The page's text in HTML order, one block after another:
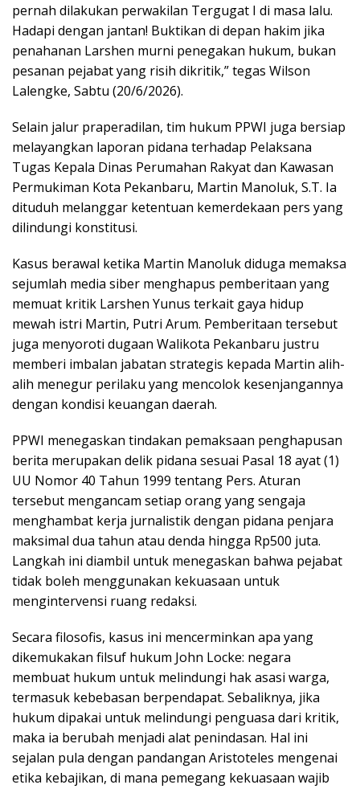
pernah dilakukan perwakilan Tergugat I di masa lalu.
Hadapi dengan jantan! Buktikan di depan hakim jika
penahanan Larshen murni penegakan hukum, bukan
pesanan pejabat yang risih dikritik,” tegas Wilson
Lalengke, Sabtu (20/6/2026).
Selain jalur praperadilan, tim hukum PPWI juga bersiap
melayangkan laporan pidana terhadap Pelaksana
Tugas Kepala Dinas Perumahan Rakyat dan Kawasan
Permukiman Kota Pekanbaru, Martin Manoluk, S.T. Ia
dituduh melanggar ketentuan kemerdekaan pers yang
dilindungi konstitusi.
Kasus berawal ketika Martin Manoluk diduga memaksa
sejumlah media siber menghapus pemberitaan yang
memuat kritik Larshen Yunus terkait gaya hidup
mewah istri Martin, Putri Arum. Pemberitaan tersebut
juga menyoroti dugaan Walikota Pekanbaru justru
memberi imbalan jabatan strategis kepada Martin alih-
alih menegur perilaku yang mencolok kesenjangannya
dengan kondisi keuangan daerah.
PPWI menegaskan tindakan pemaksaan penghapusan
berita merupakan delik pidana sesuai Pasal 18 ayat (1)
UU Nomor 40 Tahun 1999 tentang Pers. Aturan
tersebut mengancam setiap orang yang sengaja
menghambat kerja jurnalistik dengan pidana penjara
maksimal dua tahun atau denda hingga Rp500 juta.
Langkah ini diambil untuk menegaskan bahwa pejabat
tidak boleh menggunakan kekuasaan untuk
mengintervensi ruang redaksi.
Secara filosofis, kasus ini mencerminkan apa yang
dikemukakan filsuf hukum John Locke: negara
membuat hukum untuk melindungi hak asasi warga,
termasuk kebebasan berpendapat. Sebaliknya, jika
hukum dipakai untuk melindungi penguasa dari kritik,
maka ia berubah menjadi alat penindasan. Hal ini
sejalan pula dengan pandangan Aristoteles mengenai
etika kebajikan, di mana pemegang kekuasaan wajib